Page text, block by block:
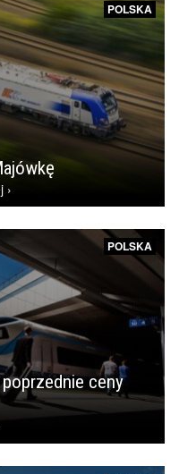
POLSKA
›
POLSKA
ceny